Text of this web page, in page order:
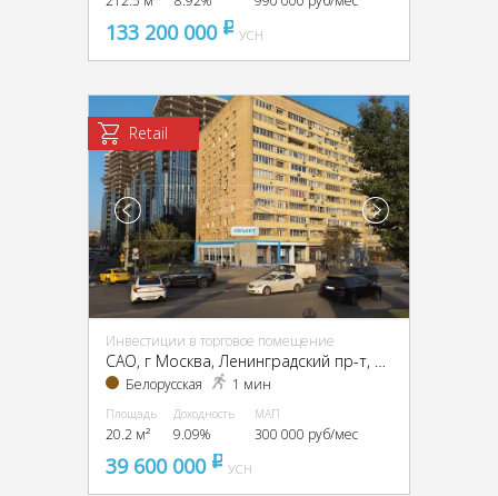
133 200 000 pуб
УСН
Retail
Инвестиции в торговое помещение
Белорусская 1 мин
Площадь
20.2 м²
Доходность
9.09%
МАП
300 000 руб/мес
39 600 000 pуб
УСН